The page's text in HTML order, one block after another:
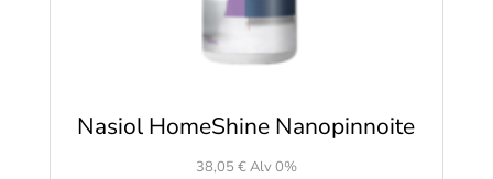
Nasiol HomeShine Nanopinnoite
38,05 €Alv 0%